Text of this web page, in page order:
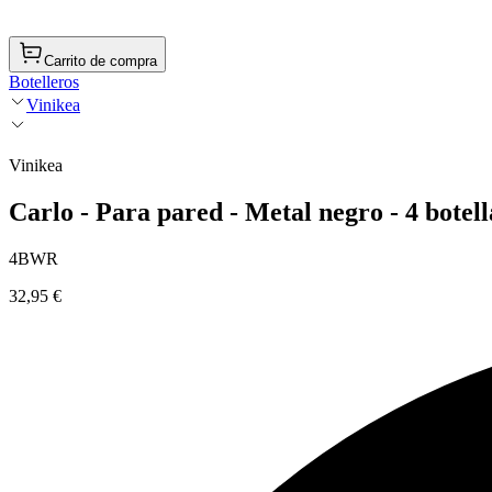
Carrito de compra
Botelleros
Vinikea
Vinikea
Carlo - Para pared - Metal negro - 4
4BWR
32,95 €